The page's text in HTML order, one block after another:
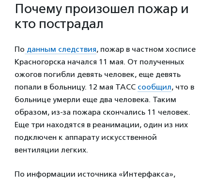
Почему произошел пожар и
кто пострадал
По данным следствия, пожар в частном хосписе
Красногорска начался 11 мая. От полученных
ожогов погибли девять человек, еще девять
попали в больницу. 12 мая ТАСС сообщил, что в
больнице умерли еще два человека. Таким
образом, из-за пожара скончались 11 человек.
Еще три находятся в реанимации, один из них
подключен к аппарату искусственной
вентиляции легких.
По информации источника «Интерфакса»,